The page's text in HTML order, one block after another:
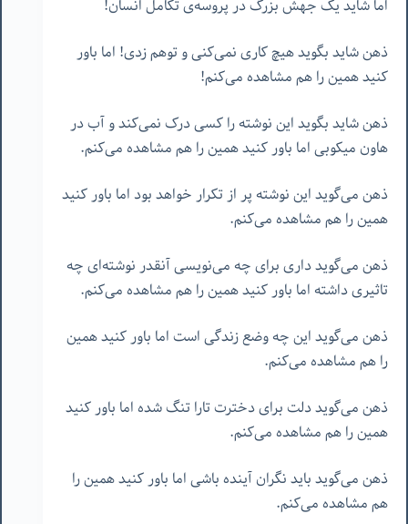
اما شاید یک جهش بزرگ در پروسه‌ی تکامل انسان!
ذهن شاید بگوید هیچ کاری نمی‌کنی و توهم زدی! اما باور
کنید همین را هم مشاهده می‌کنم!
ذهن شاید بگوید این نوشته را کسی درک نمی‌کند و آب در
هاون میکوبی اما باور کنید همین را هم مشاهده می‌کنم.
ذهن می‌گوید این نوشته پر از تکرار خواهد بود اما باور کنید
همین را هم مشاهده می‌کنم.
ذهن می‌گوید داری برای چه می‌نویسی آنقدر نوشته‌ای چه
تاثیری داشته اما باور کنید همین را هم مشاهده می‌کنم.
ذهن می‌گوید این چه وضع زندگی است اما باور کنید همین
را هم مشاهده می‌کنم.
ذهن می‌گوید دلت برای دخترت تارا تنگ شده اما باور کنید
همین را هم مشاهده می‌کنم.
ذهن می‌گوید باید نگران آینده باشی اما باور کنید همین را
هم مشاهده می‌کنم.